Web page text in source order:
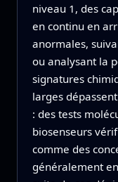
niveau 1, des
en continu en
anormales,
ou analysant la
signatures
larges
: des tests
biosenseurs
comme des
généralement en